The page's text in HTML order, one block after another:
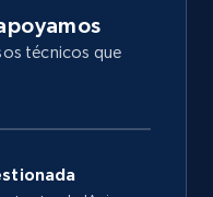
técnicos que